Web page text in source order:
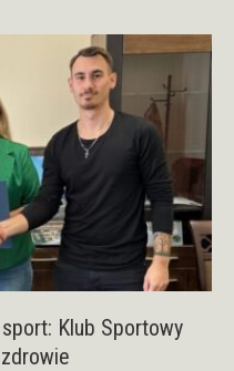
Klub Sportowy